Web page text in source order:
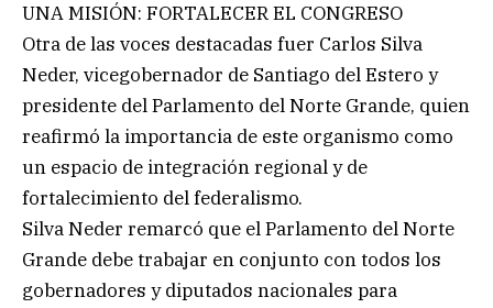
UNA MISIÓN: FORTALECER EL CONGRESO
Otra de las voces destacadas fuer Carlos Silva
Neder, vicegobernador de Santiago del Estero y
presidente del Parlamento del Norte Grande, quien
reafirmó la importancia de este organismo como
un espacio de integración regional y de
fortalecimiento del federalismo.
Silva Neder remarcó que el Parlamento del Norte
Grande debe trabajar en conjunto con todos los
gobernadores y diputados nacionales para